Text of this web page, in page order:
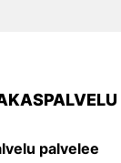
palvelee